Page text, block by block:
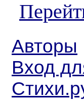
Авторы
Вход